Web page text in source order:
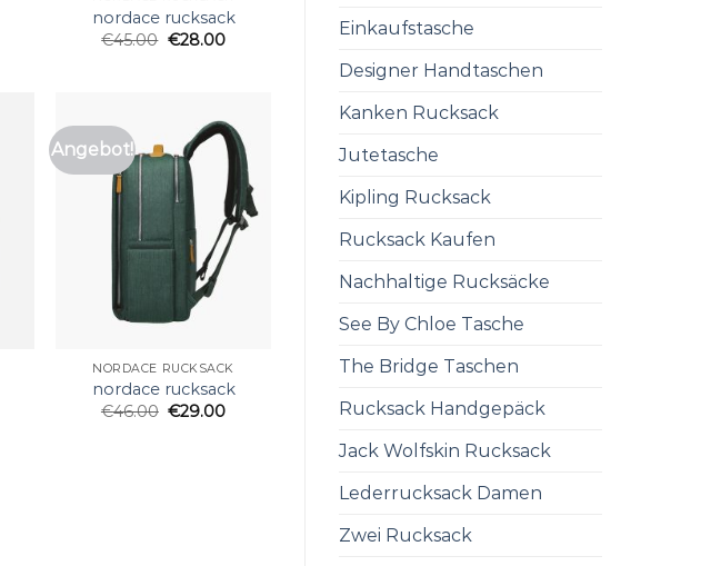
Einkaufstasche
Designer Handtaschen
Kanken Rucksack
Jutetasche
Kipling Rucksack
Rucksack Kaufen
Nachhaltige Rucksäcke
See By Chloe Tasche
The Bridge Taschen
Rucksack Handgepäck
Jack Wolfskin Rucksack
Lederrucksack Damen
Zwei Rucksack
nordace rucksack
€45.00 €28.00
Angebot!
NORDACE RUCKSACK
nordace rucksack
€46.00 €29.00